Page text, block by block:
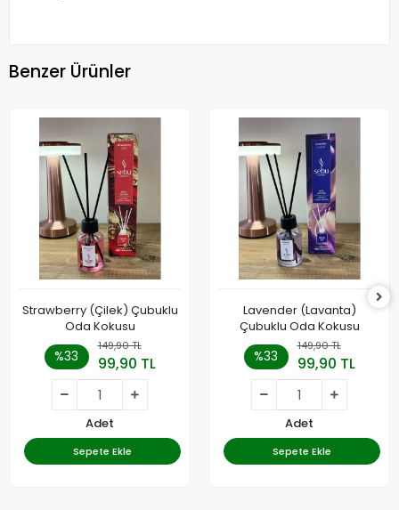
Benzer Ürünler
Strawberry (Çilek) Çubuklu
Oda Kokusu
%33
149,90 TL
99,90 TL
Adet
Sepete Ekle
Lavender (Lavanta)
Çubuklu Oda Kokusu
%33
149,90 TL
99,90 TL
Adet
Sepete Ekle